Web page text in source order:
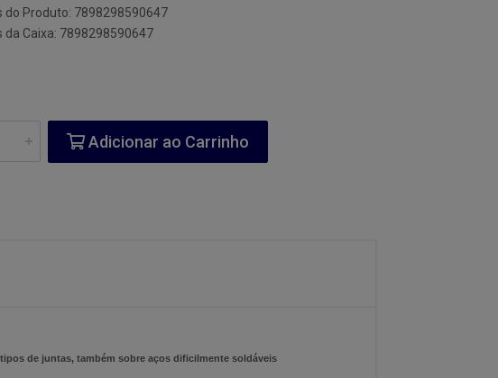
do Produto: 7898298590647
da Caixa: 7898298590647
Adicionar ao Carrinho
de juntas, também sobre aços dificilmente soldáveis